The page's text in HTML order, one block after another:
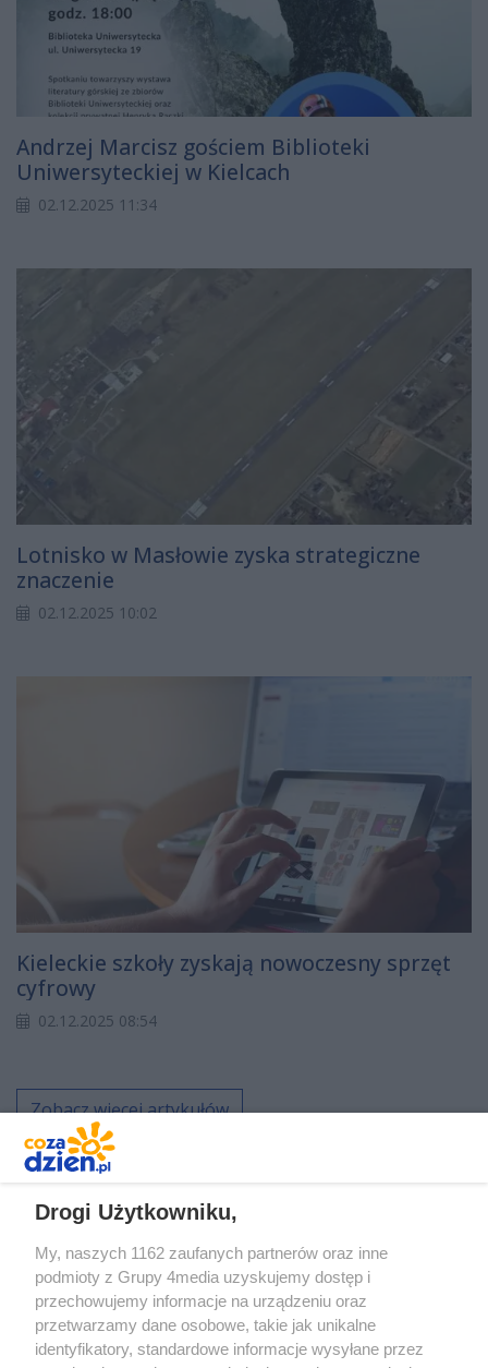
Andrzej Marcisz gościem Biblioteki
Uniwersyteckiej w Kielcach
02.12.2025 11:34
Lotnisko w Masłowie zyska strategiczne
znaczenie
02.12.2025 10:02
Kieleckie szkoły zyskają nowoczesny sprzęt
cyfrowy
02.12.2025 08:54
Zobacz więcej artykułów
Drogi Użytkowniku,
My, naszych 1162 zaufanych partnerów oraz inne
podmioty z Grupy 4media uzyskujemy dostęp i
przechowujemy informacje na urządzeniu oraz
przetwarzamy dane osobowe, takie jak unikalne
identyfikatory, standardowe informacje wysyłane przez